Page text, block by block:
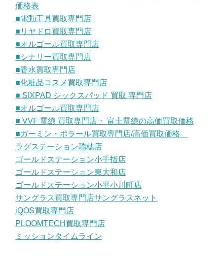
価格表
■電動工具買取専門店
■リヤドロ買取専門店
■オルゴール買取専門店
■シナリー買取専門店
■香水買取専門店
■化粧品コスメ買取専門店
■ SIXPAD シックスパッド 買取 専門店
■オルゴール買取専門店
■ VVF 電線 買取専門店・ 富士電線の高価買取価格
■ガーミン・ポラール買取専門店/高価買取価格
ラグステーション瑞穂店
ゴールドステーション小手指店
ゴールドステーション東大和店
ゴールドステーション小平小川町店
サングラス買取専門店サングラスネット
iQOS買取専門店
PLOOMTECH買取専門店
ミッションタイムライン